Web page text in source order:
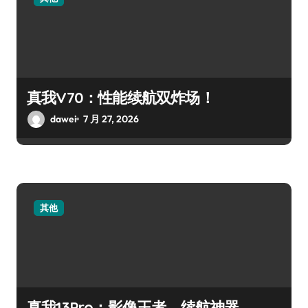
真我V70：性能续航双炸场！
dawei 7 月 27, 2026
其他